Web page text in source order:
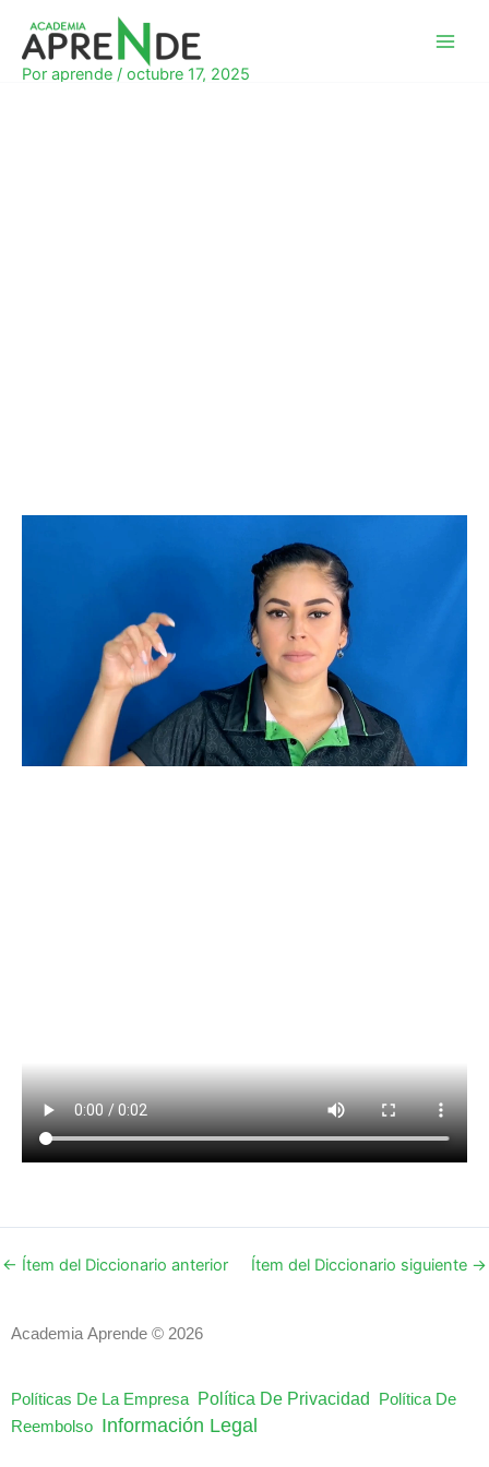
contenido
Por aprende / octubre 17, 2025
← Ítem del Diccionario anterior Ítem del Diccionario siguiente →
Academia Aprende © 2026
Políticas De La Empresa Política De Privacidad
Política De
Reembolso Información Legal